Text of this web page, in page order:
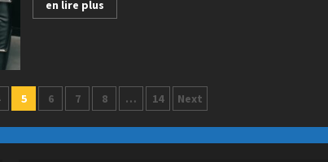
en lire plus
5 6 7 8 … 14 Next